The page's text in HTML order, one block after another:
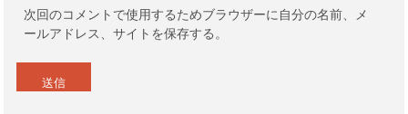
次回のコメントで使用するためブラウザーに自分の名前、メ
ールアドレス、サイトを保存する。